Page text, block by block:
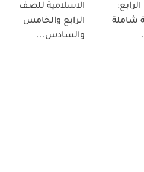
شاملة
الاسلامية للصف
الرابع والخامس
والسادس...